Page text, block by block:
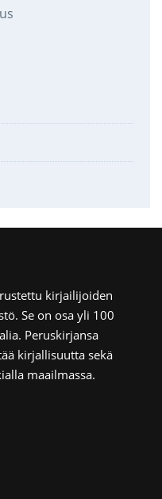
kirjailijoiden
Se on osa yli 100
Peruskirjansa
kirjallisuutta sekä
maailmassa.